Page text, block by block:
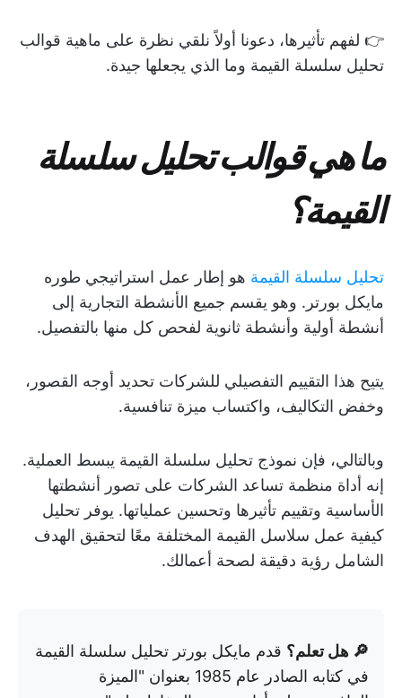
👉 لفهم تأثيرها، دعونا أولاً نلقي نظرة على ماهية قوالب
تحليل سلسلة القيمة وما الذي يجعلها جيدة.
ما هي قوالب تحليل سلسلة
القيمة؟
تحليل سلسلة القيمة هو إطار عمل استراتيجي طوره
مايكل بورتر. وهو يقسم جميع الأنشطة التجارية إلى
أنشطة أولية وأنشطة ثانوية لفحص كل منها بالتفصيل.
يتيح هذا التقييم التفصيلي للشركات تحديد أوجه القصور،
وخفض التكاليف، واكتساب ميزة تنافسية.
وبالتالي، فإن نموذج تحليل سلسلة القيمة يبسط العملية.
إنه أداة منظمة تساعد الشركات على تصور أنشطتها
الأساسية وتقييم تأثيرها وتحسين عملياتها. يوفر تحليل
كيفية عمل سلاسل القيمة المختلفة معًا لتحقيق الهدف
الشامل رؤية دقيقة لصحة أعمالك.
🔎 هل تعلم؟ قدم مايكل بورتر تحليل سلسلة القيمة
في كتابه الصادر عام 1985 بعنوان "الميزة